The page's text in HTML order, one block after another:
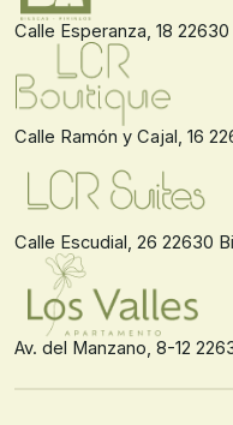
Calle Esperanza, 18
Calle Ramón y Cajal, 16
Calle Escudial, 26 22630
Av. del Manzano, 8-12